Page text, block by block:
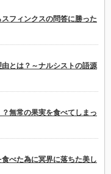
フィンクスの問答に勝った
とは？～ナルシストの語源
無常の果実を食べてしまっ
べた為に冥界に落ちた美し